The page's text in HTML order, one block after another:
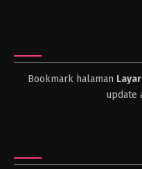
Bookmark halaman
update